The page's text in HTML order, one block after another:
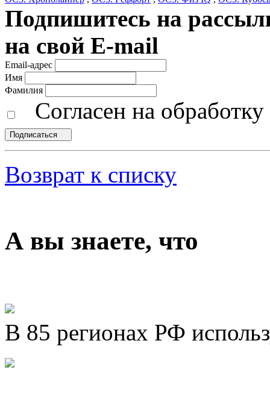
Подпишитесь на
на свой E-mail
Email-адрес
Имя
Фамилия
Согласен на
Подписаться
Возврат к списку
А вы знаете, что
В 85 регионах РФ